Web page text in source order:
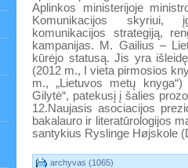
Aplinkos ministerijoje
Komunikacijos skyriui,
komunikacijos strategiją,
kampanijas. M. Gailius –
kūrėjo statusą. Jis yra
(2012 m., I vieta pirmosios
m., „Lietuvos metų
Gilytė“, patekusį į šalies
12.Naujasis asociacijos
bakalauro ir literatūrologijos
santykius Ryslinge Højskole
archyvas (1065)